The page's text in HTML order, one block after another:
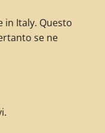
in Italy. Questo
se ne